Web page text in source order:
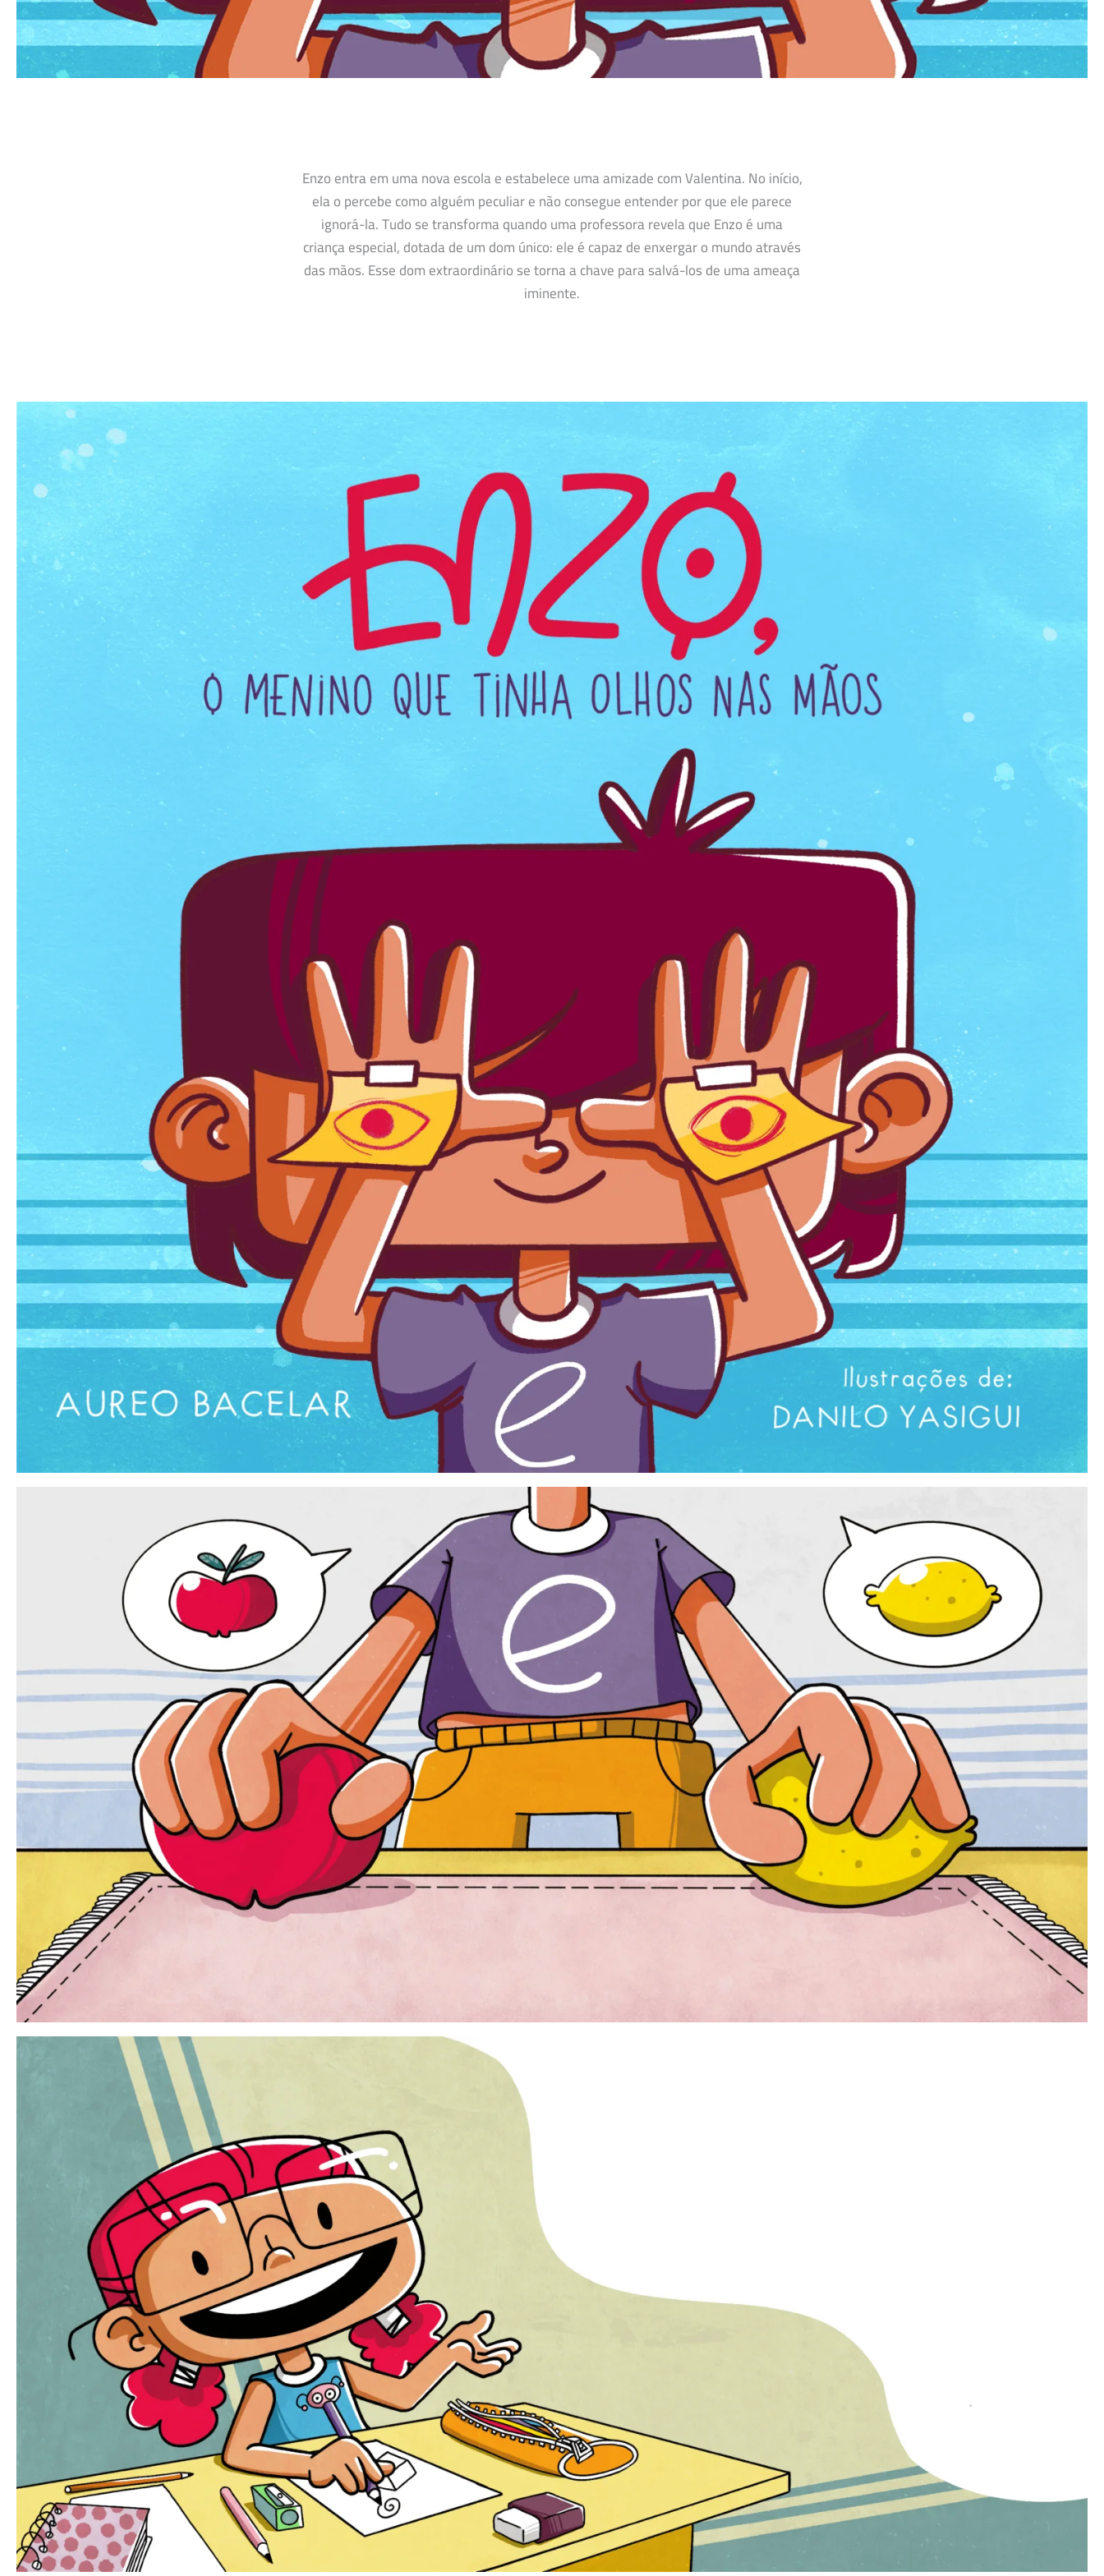
Enzo entra em uma nova escola e estabelece uma amizade com Valentina. No início,
ela o percebe como alguém peculiar e não consegue entender por que ele parece
ignorá-la. Tudo se transforma quando uma professora revela que Enzo é uma
criança especial, dotada de um dom único: ele é capaz de enxergar o mundo através
das mãos. Esse dom extraordinário se torna a chave para salvá-los de uma ameaça
iminente.